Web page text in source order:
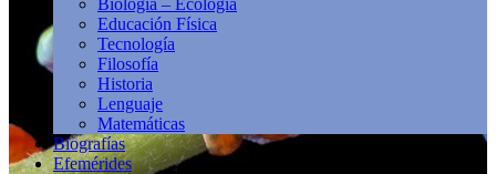
Biología – Ecología
Educación Física
Tecnología
Filosofía
Historia
Lenguaje
Matemáticas
Biografías
Efemérides